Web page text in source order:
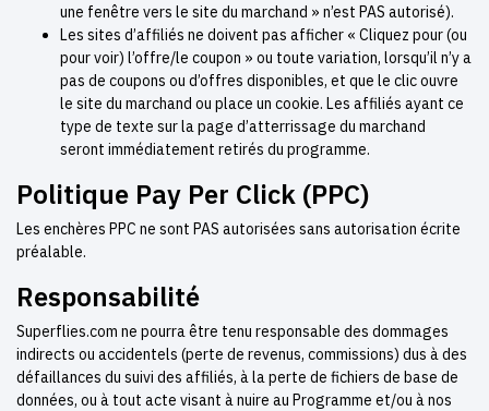
une fenêtre vers le site du marchand » n’est PAS autorisé).
Les sites d’affiliés ne doivent pas afficher « Cliquez pour (ou
pour voir) l’offre/le coupon » ou toute variation, lorsqu’il n’y a
pas de coupons ou d’offres disponibles, et que le clic ouvre
le site du marchand ou place un cookie. Les affiliés ayant ce
type de texte sur la page d’atterrissage du marchand
seront immédiatement retirés du programme.
Politique Pay Per Click (PPC)
Les enchères PPC ne sont PAS autorisées sans autorisation écrite
préalable.
Responsabilité
Superflies.com ne pourra être tenu responsable des dommages
indirects ou accidentels (perte de revenus, commissions) dus à des
défaillances du suivi des affiliés, à la perte de fichiers de base de
données, ou à tout acte visant à nuire au Programme et/ou à nos